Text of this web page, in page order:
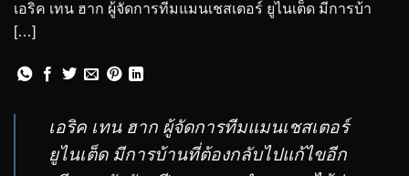
เอริค เทน ฮาก ผู้จัดการทีมแมนเชสเตอร์ ยูไนเต็ด มีการบ้า
[…]
เอริค เทน ฮาก ผู้จัดการทีมแมนเชสเตอร์
ยูไนเต็ด มีการบ้านที่ต้องกลับไปแก้ไขอีก